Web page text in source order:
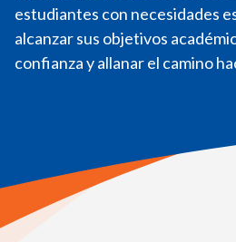
estudiantes con necesidades
alcanzar sus objetivos
confianza y allanar el camino